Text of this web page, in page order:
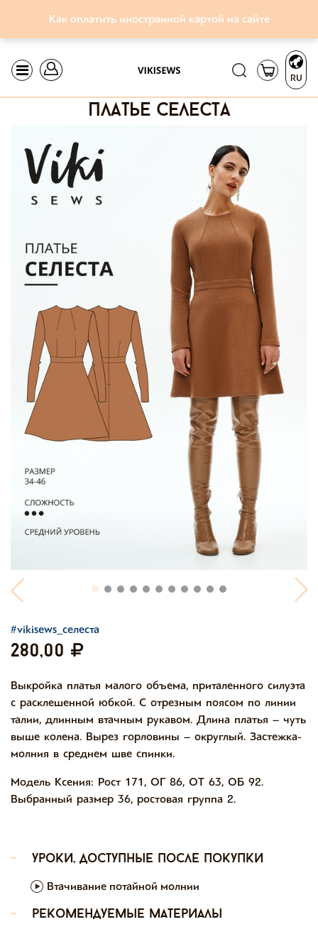
Как оплатить иностранной картой на сайте
RU
платье селеста
#vikisews_селеста
280,00
Выкройка платья малого объема, приталенного силуэта
с расклешенной юбкой. С отрезным поясом по линии
талии, длинным втачным рукавом. Длина платья – чуть
выше колена. Вырез горловины – округлый. Застежка-
молния в среднем шве спинки.
Модель Ксения: Рост 171, ОГ 86, ОТ 63, ОБ 92.
Выбранный размер 36, ростовая группа 2.
-
уроки, доступные после покупки
Втачивание потайной молнии
-
рекомендуемые материалы